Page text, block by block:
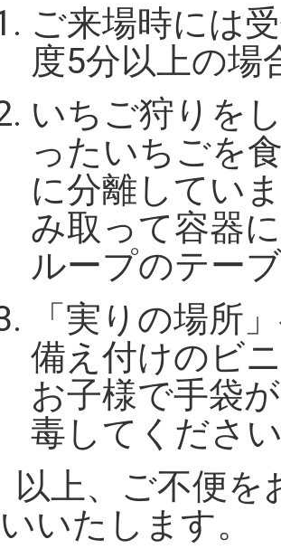
ご来場時には
度5分以上の場
いちご狩りを
ったいちごを
に分離してい
み取って容器
ループのテー
「実りの場所
備え付けのビ
お子様で手袋
毒してください
以上、ご不便
いいたします。